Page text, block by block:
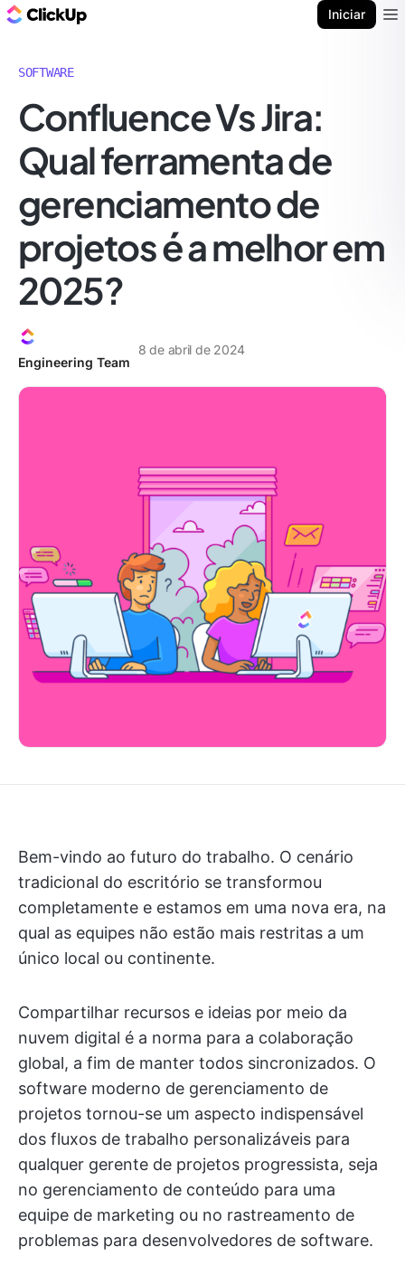
Iniciar
SOFTWARE
Confluence Vs Jira:
Qual ferramenta de
gerenciamento de
projetos é a melhor em
2025?
Engineering Team
8 de abril de 2024
Bem-vindo ao futuro do trabalho. O cenário
tradicional do escritório se transformou
completamente e estamos em uma nova era, na
qual as equipes não estão mais restritas a um
único local ou continente.
Compartilhar recursos e ideias por meio da
nuvem digital é a norma para a colaboração
global, a fim de manter todos sincronizados. O
software moderno de gerenciamento de
projetos tornou-se um aspecto indispensável
dos fluxos de trabalho personalizáveis para
qualquer gerente de projetos progressista, seja
no gerenciamento de conteúdo para uma
equipe de marketing ou no rastreamento de
problemas para desenvolvedores de software.